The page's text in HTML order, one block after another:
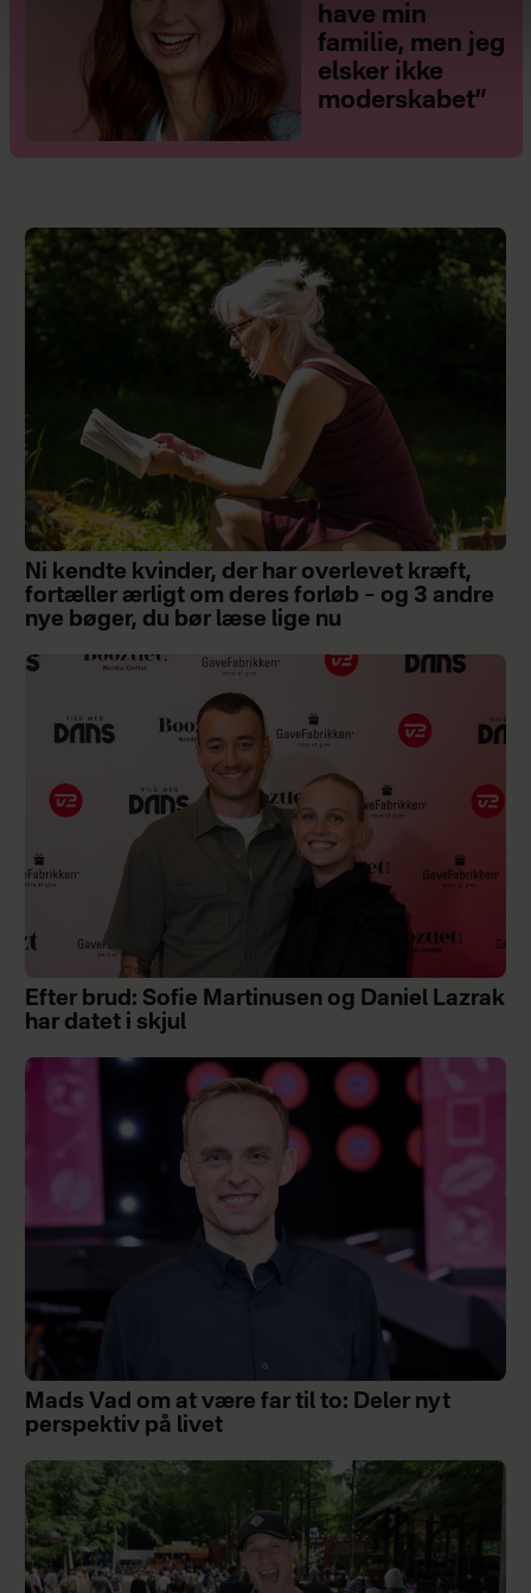
have min
familie, men jeg
elsker ikke
moderskabet”
Ni kendte kvinder, der har overlevet kræft,
fortæller ærligt om deres forløb – og 3 andre
nye bøger, du bør læse lige nu
Efter brud: Sofie Martinusen og Daniel Lazrak
har datet i skjul
Mads Vad om at være far til to: Deler nyt
perspektiv på livet